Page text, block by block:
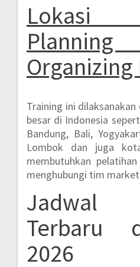
Lokasi
Organizing
Training ini
besar di Indonesia
Bandung, Bali,
Lombok dan juga
membutuhkan
menghubungi tim
Jadwal
Terbaru
2026